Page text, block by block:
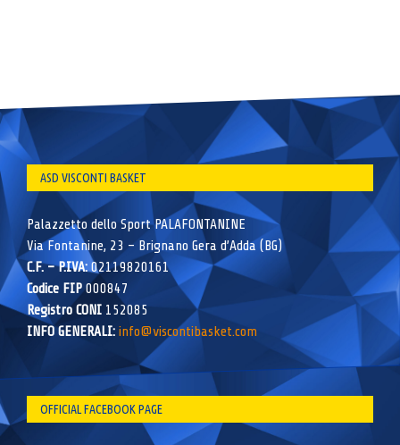
ASD VISCONTI BASKET
Palazzetto dello Sport PALAFONTANINE
Via Fontanine, 23 – Brignano Gera d’Adda (BG)
C.F. – P.IVA:02119820161
Codice FIP000847
Registro CONI 152085
INFO GENERALI: info@viscontibasket.com
OFFICIAL FACEBOOK PAGE